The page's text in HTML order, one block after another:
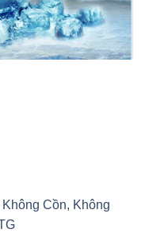
Cồn, Không